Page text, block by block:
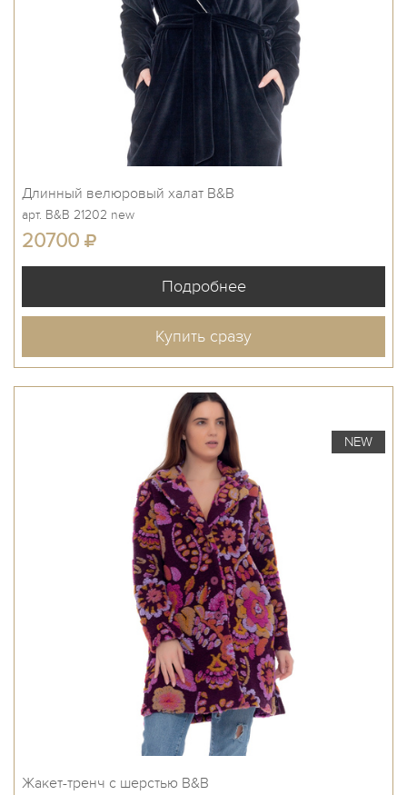
Длинный велюровый халат B&B
арт. B&B 21202 new
20700
Купить сразу
NEW
Жакет-тренч с шерстью B&B